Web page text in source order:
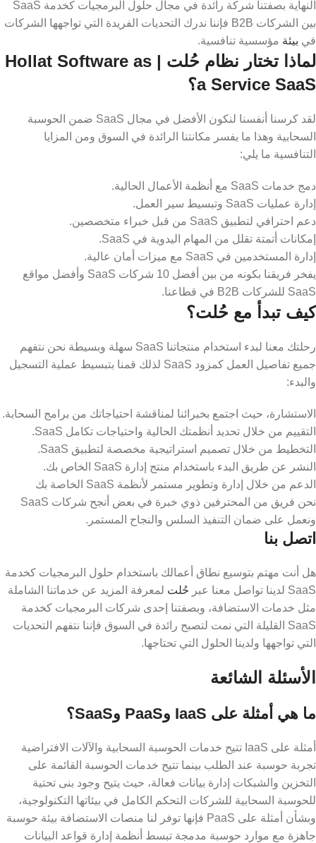
النهاية بصفتنا شركة رائدة في مجال حلول البرمجيات كخدمة SaaS
بين الشركات B2B فإننا ندرك التحديات الفريدة التي تواجهها الشركات
في بيئة مؤسسية تنافسية.
لماذا تختار نظام حُلت | Hollat Software as
a Service SaaS؟
لقد كرسنا أنفسنا لنكون الأفضل في مجال SaaS ضمن الحوسبة
السحابية وهذا ما يفسر مكانتنا الرائدة في السوق ومن المزايا
التنافسية ما يلي:
دمج خدمات SaaS مع أنظمة الأعمال الحالية.
إدارة عمليات SaaS وتبسيط سير العمل.
دعم احترافي لتطبيق SaaS من قبل خبراء متخصصين.
إمكانات أتمتة تقلل من المهام اليدوية في SaaS.
إدارة المستخدمين في SaaS مع ميزات أمان عالية.
يفخر فريقنا بكونه من بين أفضل 10 شركات SaaS وأفضل مواقع
SaaS للشركات B2B في قطاعنا.
كيف تبدأ مع حُلت؟
رحلتك معنا لبدء استخدام منتجاتنا SaaS سهلة وبسيطة نحن نتفهم
جميع تفاصيل العمل كمزود SaaS لذلك قمنا بتبسيط عملية التسجيل
والبدء:
الاستشارة، حيث اجتمع بخبرائنا لمناقشة احتياجاتك من برامج السحابة.
التقييم من خلال تحديد أنظمتك الحالية واحتياجات تكامل SaaS.
التخطيط من خلال تصميم استراتيجية مخصصة لتطبيق SaaS.
النشر عن طريق البدء باستخدام منتج إدارة SaaS الخاص بك.
الدعم من خلال إدارة وتطوير مستمر لأنظمة SaaS الخاصة بك
نحن فريق من المحترفين ذوي خبرة في بعض أنجح شركات SaaS
ونعمل على ضمان التنفيذ السلس والنجاح المستمر.
اتصل بنا
هل أنت مهتم بتوسيع نطاق أعمالك باستخدام حلول البرمجيات كخدمة
SaaS لدينا تواصل معنا عبر
حُلت لمعرفة المزيد عن خدماتنا الشاملة
مثل خدمات الاستضافة، وبصفتنا إحدى شركات البرمجيات كخدمة
SaaS القليلة التي نمت لتصبح رائدة في السوق فإننا نتفهم التحديات
التي تواجهها ولدينا الحلول التي تحتاجها.
الأسئلة الشائعة
ما هي أمثلة على IaaS وPaaS وSaaS؟
أمثلة على IaaS تتيح خدمات الحوسبة السحابية والآلات الافتراضية
تجربة حوسبة عند الطلب بينما تتيح خدمات الحوسبة القائمة على
التخزين والشبكات إدارة بيانات فعالة، حيث يتيح وجود بنى تحتية
للحوسبة السحابية للشركات التحكم الكامل في بيئاتها التكنولوجية،
وبشأن أمثلة على PaaS فإنها توفر لنا منصات الاستضافة بيئة حوسبة
جاهزة مع موارد حوسبة مدمجة تبسط أنظمة إدارة قواعد البيانات